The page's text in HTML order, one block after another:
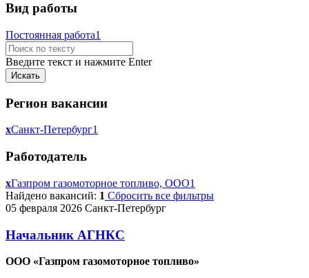
Вид работы
Постоянная работа1
Введите текст и нажмите Enter
Регион вакансии
xСанкт-Петербург1
Работодатель
xГазпром газомоторное топливо, ООО1
Найдено вакансий: 1 Сбросить все фильтры
05 февраля 2026 Санкт-Петербург
Начальник АГНКС
ООО «Газпром газомоторное топливо»